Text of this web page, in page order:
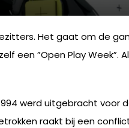
Het gaat om de
een ”Open Play
werd uitgebracht voor
raakt bij een